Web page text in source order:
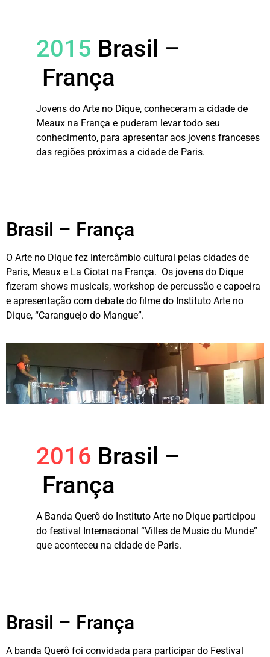
2015 Brasil –
França
Jovens do Arte no Dique, conheceram a cidade de
Meaux na França e puderam levar todo seu
conhecimento, para apresentar aos jovens franceses
das regiões próximas a cidade de Paris.
Brasil – França
O Arte no Dique fez intercâmbio cultural pelas cidades de
Paris, Meaux e La Ciotat na França. Os jovens do Dique
fizeram shows musicais, workshop de percussão e capoeira
e apresentação com debate do filme do Instituto Arte no
Dique, “Caranguejo do Mangue”.
2016 Brasil –
França
A Banda Querô do Instituto Arte no Dique participou
do festival Internacional “Villes de Music du Munde”
que aconteceu na cidade de Paris.
Brasil – França
A banda Querô foi convidada para participar do Festival